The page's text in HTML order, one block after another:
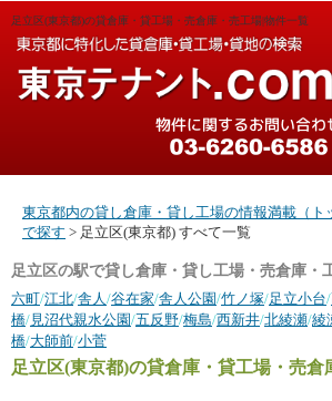
足立区(東京都)の貸倉庫・貸工場・売倉庫・売工場|物件一覧
東京都内の貸し倉庫・貸し工場の情報満載（ト
で探す > 足立区(東京都) すべて一覧
足立区の駅で貸し倉庫・貸し工場・売倉庫・
六町/江北/舎人 /谷在家/舎人公園/竹ノ塚/足立小台/
橋/見沼代親水公園/五反野/梅島/西新井/北綾瀬/綾
橋/大師前/小菅
足立区(東京都)の貸倉庫・貸工場・売倉